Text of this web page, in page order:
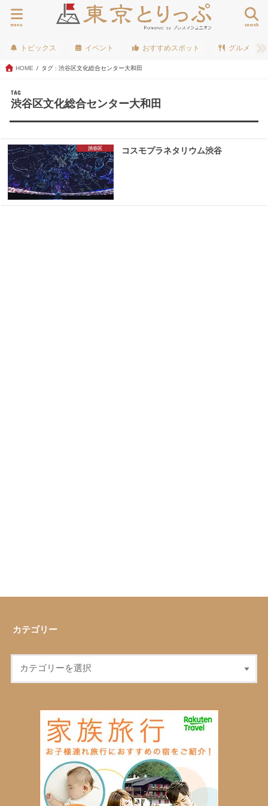
search
menu
トピックス イベント おすすめスポット グルメ
HOME タグ : 渋谷区文化総合センター大和田
TAG
渋谷区文化総合センター大和田
渋谷区 コスモプラネタリウム渋谷
カテゴリー